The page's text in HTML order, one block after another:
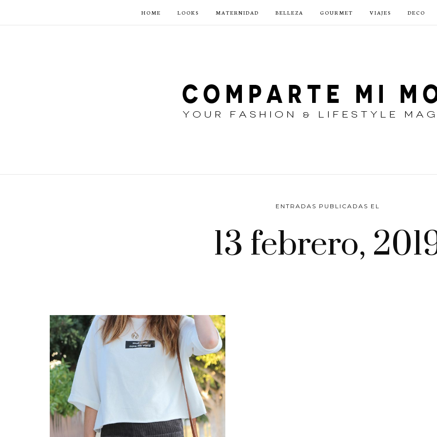
HOME LOOKS MATERNIDAD BELLEZA GOURMET VIAJES DECO
ENTRADAS PUBLICADAS EL
13 febrero,